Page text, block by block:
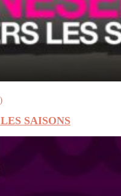
SAISONS